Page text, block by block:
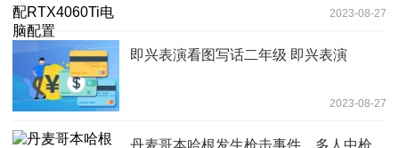
2023-08-27
即兴表演看图写话二年级 即兴表演
2023-08-27
丹麦哥本哈根发生枪击事件，多人中枪